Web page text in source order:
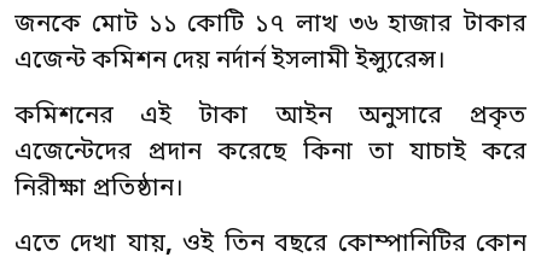
জনকে মোট ১১ কোটি ১৭ লাখ ৩৬ হাজার টাকার
এজেন্ট কমিশন দেয় নর্দার্ন ইসলামী ইন্স্যুরেন্স।
কমিশনের এই টাকা আইন অনুসারে প্রকৃত
এজেন্টেদের প্রদান করেছে কিনা তা যাচাই করে
নিরীক্ষা প্রতিষ্ঠান।
এতে দেখা যায়,ওই তিন বছরে কোম্পানিটির কোন